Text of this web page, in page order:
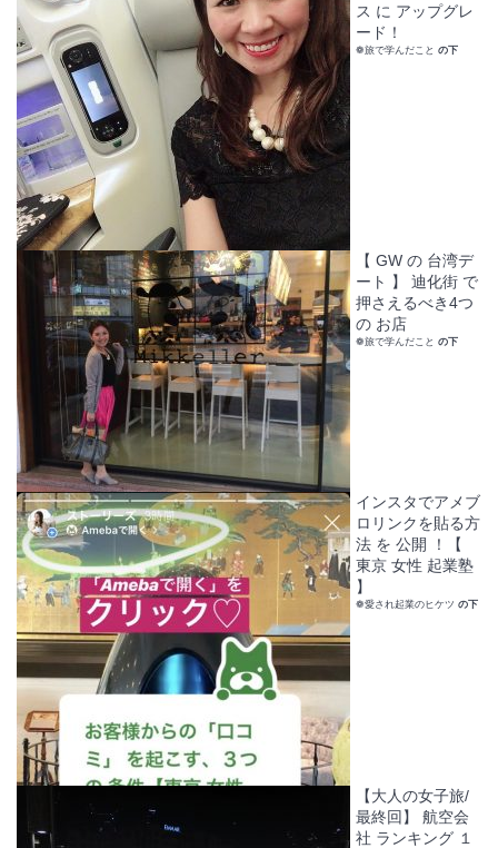
ス に アップグレ
ード！
❁旅で学んだこと の下
【 GW の 台湾デ
ート 】 迪化街 で
押さえるべき4つ
の お店
❁旅で学んだこと の下
インスタでアメブ
ロリンクを貼る方
法 を 公開 ！【
東京 女性 起業塾
】
❁愛され起業のヒケツ の下
【大人の女子旅/
最終回】 航空会
社 ランキング １